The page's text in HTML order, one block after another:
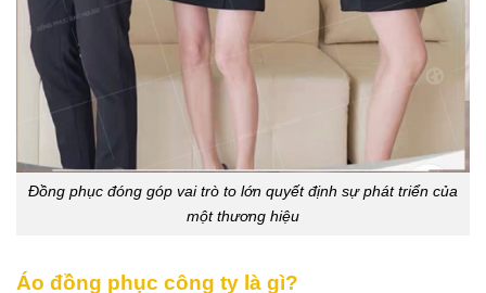
Đồng phục đóng góp vai trò to lớn quyết định sự phát triển của
một thương hiệu
Áo đồng phục công ty là gì?